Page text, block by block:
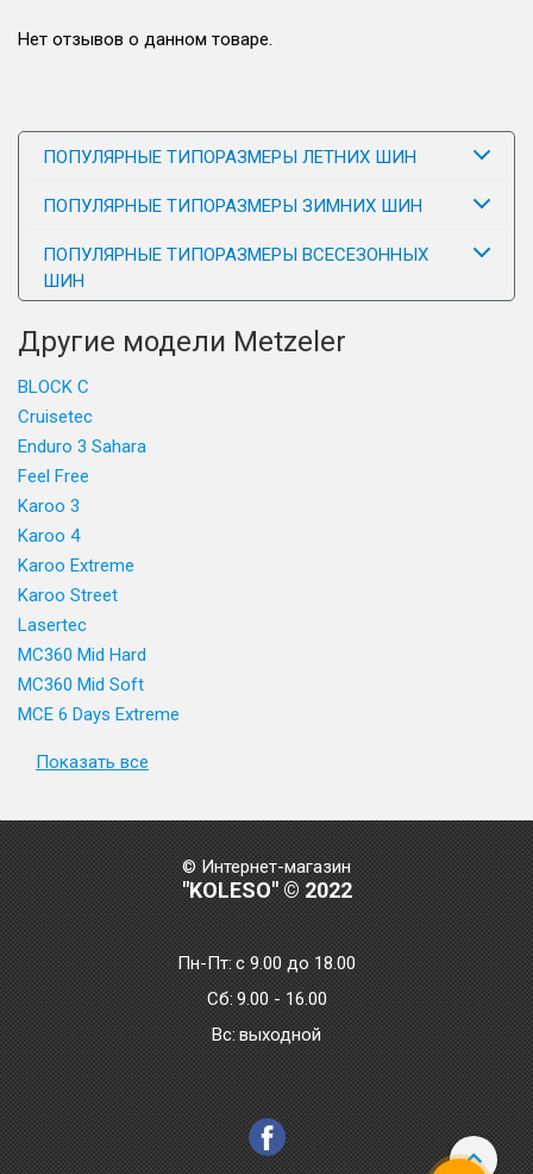
Нет отзывов о данном товаре.
ПОПУЛЯРНЫЕ ТИПОРАЗМЕРЫ ЛЕТНИХ ШИН
ПОПУЛЯРНЫЕ ТИПОРАЗМЕРЫ ЗИМНИХ ШИН
ПОПУЛЯРНЫЕ ТИПОРАЗМЕРЫ ВСЕСЕЗОННЫХ
ШИН
Другие модели Metzeler
BLOCK C
Cruisetec
Enduro 3 Sahara
Feel Free
Karoo 3
Karoo 4
Karoo Extreme
Karoo Street
Lasertec
MC360 Mid Hard
MC360 Mid Soft
MCE 6 Days Extreme
Показать все
© Интернет-магазин
"KOLESO" © 2022
Пн-Пт:с 9.00 до 18.00
Сб: 9.00 - 16.00
Bc: выходной